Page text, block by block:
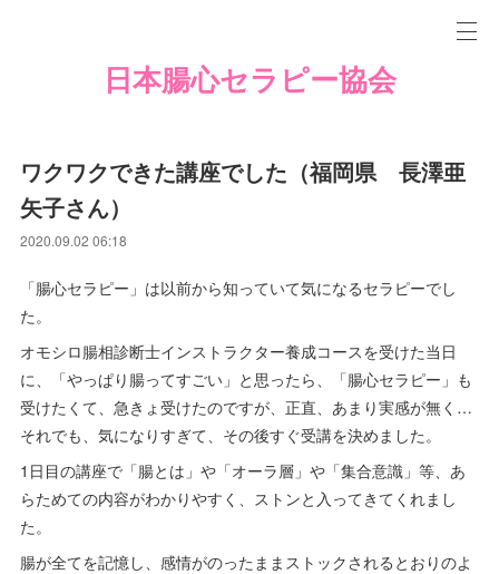
日本腸心セラピー協会
ワクワクできた講座でした（福岡県 長澤亜
矢子さん）
2020.09.02 06:18
「腸心セラピー」は以前から知っていて気になるセラピーでし
た。
オモシロ腸相診断士インストラクター養成コースを受けた当日
に、「やっぱり腸ってすごい」と思ったら、「腸心セラピー」も
受けたくて、急きょ受けたのですが、正直、あまり実感が無く…
それでも、気になりすぎて、その後すぐ受講を決めました。
1日目の講座で「腸とは」や「オーラ層」や「集合意識」等、あ
らためての内容がわかりやすく、ストンと入ってきてくれまし
た。
腸が全てを記憶し、感情がのったままストックされるとおりのよ